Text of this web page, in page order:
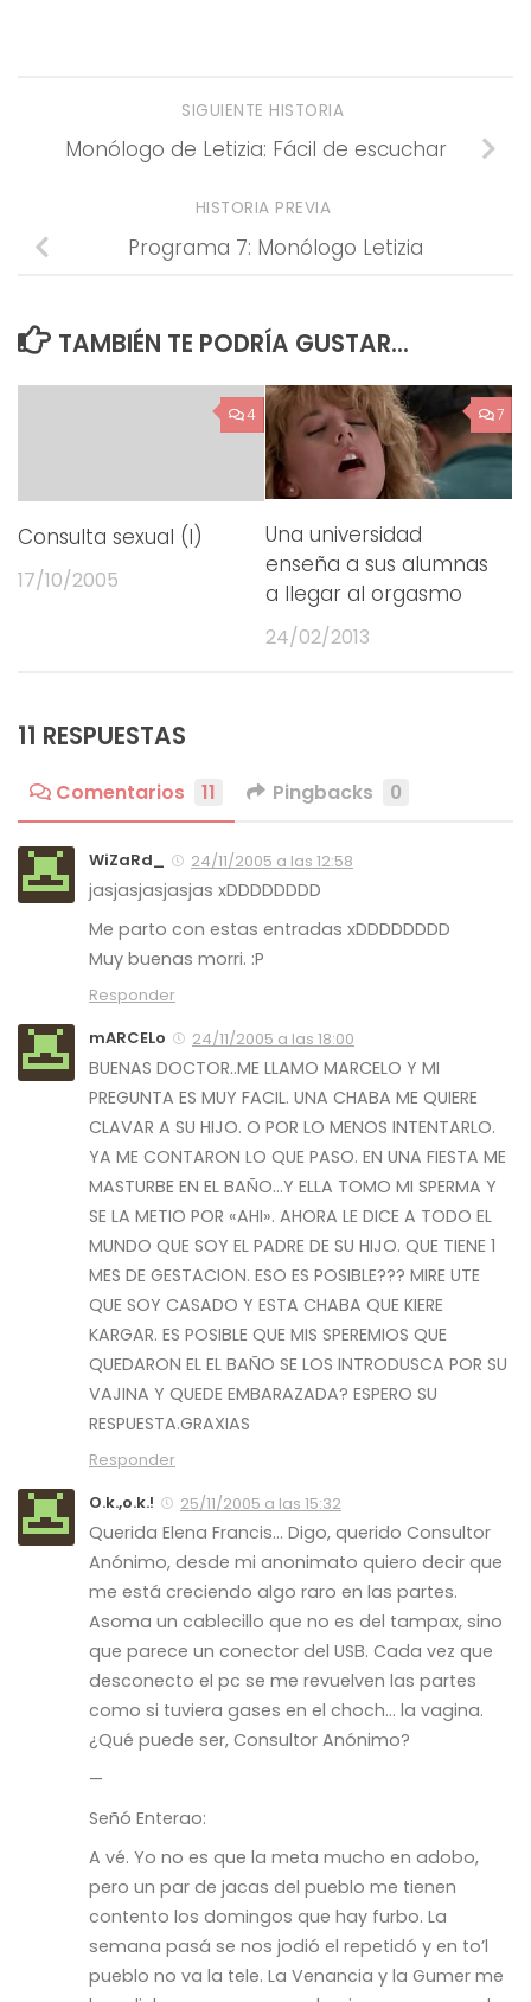
SIGUIENTE HISTORIA
Monólogo de Letizia: Fácil de escuchar
HISTORIA PREVIA
Programa 7: Monólogo Letizia
TAMBIÉN TE PODRÍA GUSTAR...
4
Consulta sexual (I)
17/10/2005
7
Una universidad
enseña a sus alumnas
a llegar al orgasmo
24/02/2013
11 RESPUESTAS
Comentarios 11 Pingbacks 0
WiZaRd_ 24/11/2005 a las 12:58
jasjasjasjasjas xDDDDDDDD
Me parto con estas entradas xDDDDDDDD
Muy buenas morri. :P
Responder
mARCELo
24/11/2005 a las 18:00
BUENAS DOCTOR..ME LLAMO MARCELO Y MI
PREGUNTA ES MUY FACIL. UNA CHABA ME QUIERE
CLAVAR A SU HIJO. O POR LO MENOS INTENTARLO.
YA ME CONTARON LO QUE PASO. EN UNA FIESTA ME
MASTURBE EN EL BAÑO…Y ELLA TOMO MI SPERMA Y
SE LA METIO POR «AHI». AHORA LE DICE A TODO EL
MUNDO QUE SOY EL PADRE DE SU HIJO. QUE TIENE 1
MES DE GESTACION. ESO ES POSIBLE??? MIRE UTE
QUE SOY CASADO Y ESTA CHABA QUE KIERE
KARGAR. ES POSIBLE QUE MIS SPEREMIOS QUE
QUEDARON EL EL BAÑO SE LOS INTRODUSCA POR SU
VAJINA Y QUEDE EMBARAZADA? ESPERO SU
RESPUESTA.GRAXIAS
Responder
O.k.,o.k.!
25/11/2005 a las 15:32
Querida Elena Francis… Digo, querido Consultor
Anónimo, desde mi anonimato quiero decir que
me está creciendo algo raro en las partes.
Asoma un cablecillo que no es del tampax, sino
que parece un conector del USB. Cada vez que
desconecto el pc se me revuelven las partes
como si tuviera gases en el choch… la vagina.
¿Qué puede ser, Consultor Anónimo?
—
Señó Enterao:
A vé. Yo no es que la meta mucho en adobo,
pero un par de jacas del pueblo me tienen
contento los domingos que hay furbo. La
semana pasá se nos jodió el repetidó y en to’l
pueblo no va la tele. La Venancia y la Gumer me